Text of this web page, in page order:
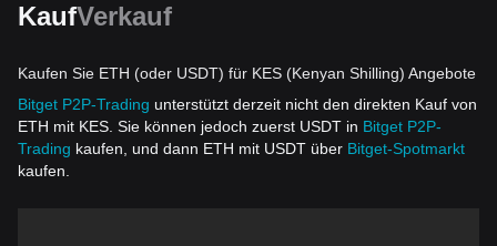
KaufVerkauf
Kaufen Sie ETH (oder USDT) für KES (Kenyan Shilling) Angebote
Bitget P2P-Trading unterstützt derzeit nicht den direkten Kauf von
ETH mit KES. Sie können jedoch zuerst USDT in Bitget P2P-
Trading kaufen, und dann ETH mit USDT über Bitget-Spotmarkt
kaufen.